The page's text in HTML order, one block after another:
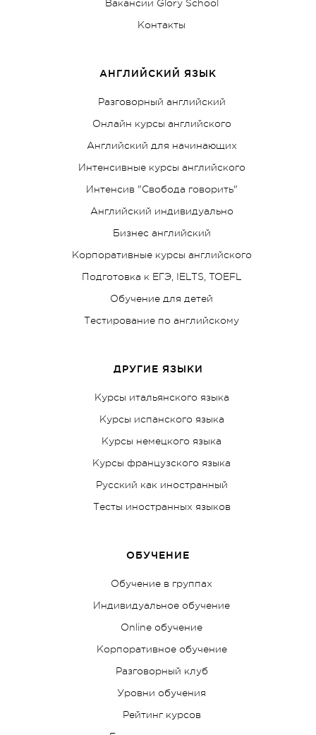
Вакансии Glory School
Контакты
АНГЛИЙСКИЙ ЯЗЫК
Разговорный английский
Онлайн курсы английского
Английский для начинающих
Интенсивные курсы английского
Интенсив "Свобода говорить"
Английский индивидуально
Бизнес английский
Корпоративные курсы английского
Подготовка к ЕГЭ, IELTS, TOEFL
Обучение для детей
Тестирование по английскому
ДРУГИЕ ЯЗЫКИ
Курсы итальянского языка
Курсы испанского языка
Курсы немецкого языка
Курсы французского языка
Русский как иностранный
Тесты иностранных языков
ОБУЧЕНИЕ
Обучение в группах
Индивидуальное обучение
Online обучение
Корпоративное обучение
Разговорный клуб
Уровни обучения
Рейтинг курсов